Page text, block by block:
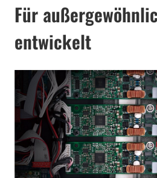
Für
entwickelt